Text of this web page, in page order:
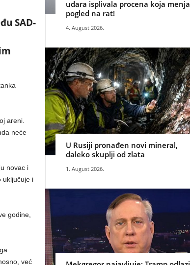
SAD-
areni.
neće
novac i
uključuje i
godine,
već
udara isplivala procena koja menja
pogled na rat!
4. August 2026.
U Rusiji pronađen novi mineral,
daleko skuplji od zlata
1. August 2026.